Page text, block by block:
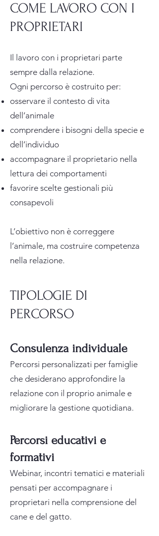
COME LAVORO CON I
PROPRIETARI
Il lavoro con i proprietari parte
sempre dalla relazione.
Ogni percorso è costruito per:
osservare il contesto di vita
dell’animale
comprendere i bisogni della specie e
dell’individuo
accompagnare il proprietario nella
lettura dei comportamenti
favorire scelte gestionali più
consapevoli
L’obiettivo non è correggere
l’animale, ma costruire competenza
nella relazione.
TIPOLOGIE DI
PERCORSO
Consulenza individuale
Percorsi personalizzati per famiglie
che desiderano approfondire la
relazione con il proprio animale e
migliorare la gestione quotidiana.
Percorsi educativi e
formativi
Webinar, incontri tematici e materiali
pensati per accompagnare i
proprietari nella comprensione del
cane e del gatto.